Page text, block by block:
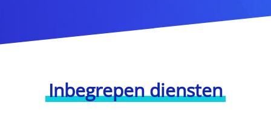
Inbegrepen diensten